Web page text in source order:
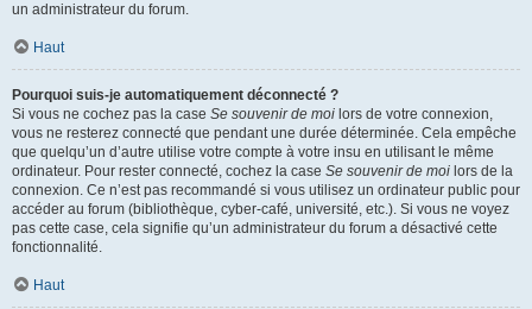
un administrateur du forum.
Haut
Pourquoi suis-je automatiquement déconnecté ?
Si vous ne cochez pas la case Se souvenir de moi lors de votre connexion,
vous ne resterez connecté que pendant une durée déterminée. Cela empêche
que quelqu’un d’autre utilise votre compte à votre insu en utilisant le même
ordinateur. Pour rester connecté, cochez la case Se souvenir de moi lors de la
connexion. Ce n’est pas recommandé si vous utilisez un ordinateur public pour
accéder au forum (bibliothèque, cyber-café, université, etc.). Si vous ne voyez
pas cette case, cela signifie qu’un administrateur du forum a désactivé cette
fonctionnalité.
Haut